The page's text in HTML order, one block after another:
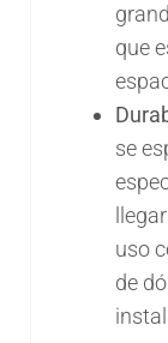
que
se
uso
de